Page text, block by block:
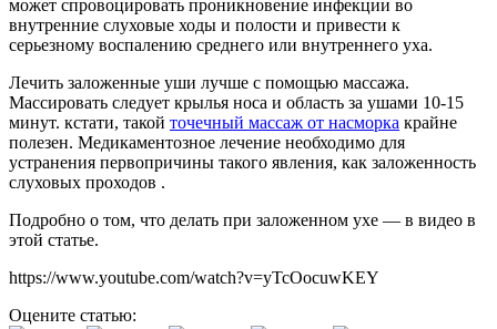
может спровоцировать проникновение инфекции во
внутренние слуховые ходы и полости и привести к
серьезному воспалению среднего или внутреннего уха.
Лечить заложенные уши лучше с помощью массажа.
Массировать следует крылья носа и область за ушами 10-15
минут. кстати, такой точечный массаж от насморка крайне
полезен. Медикаментозное лечение необходимо для
устранения первопричины такого явления, как заложенность
слуховых проходов .
Подробно о том, что делать при заложенном ухе — в видео в
этой статье.
https://www.youtube.com/watch?v=yTcOocuwKEY
Оцените статью: